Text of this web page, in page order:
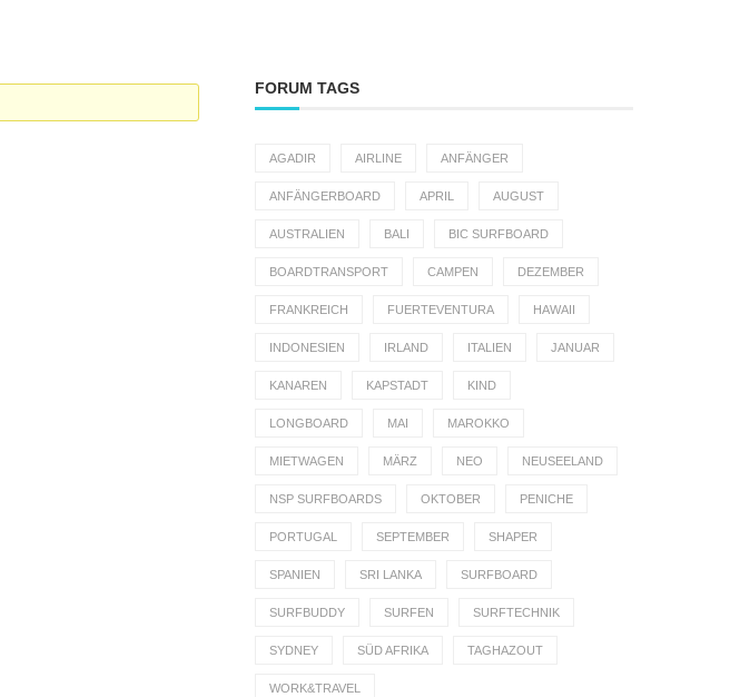
FORUM TAGS
AGADIR AIRLINE ANFÄNGER
ANFÄNGERBOARD APRIL AUGUST
AUSTRALIEN BALI BIC SURFBOARD
BOARDTRANSPORT CAMPEN DEZEMBER
FRANKREICH FUERTEVENTURA HAWAII
INDONESIEN IRLAND ITALIEN JANUAR
KANAREN KAPSTADT KIND
LONGBOARD MAI MAROKKO
MIETWAGEN MÄRZ NEO NEUSEELAND
NSP SURFBOARDS OKTOBER PENICHE
PORTUGAL SEPTEMBER SHAPER
SPANIEN SRI LANKA SURFBOARD
SURFBUDDY SURFEN SURFTECHNIK
SYDNEY SÜD AFRIKA TAGHAZOUT
WORK&TRAVEL